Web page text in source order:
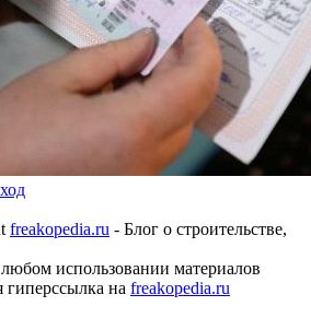
freakopedia.ru - Блог о строительстве,
использовании материалов
гиперссылка на freakopedia.ru